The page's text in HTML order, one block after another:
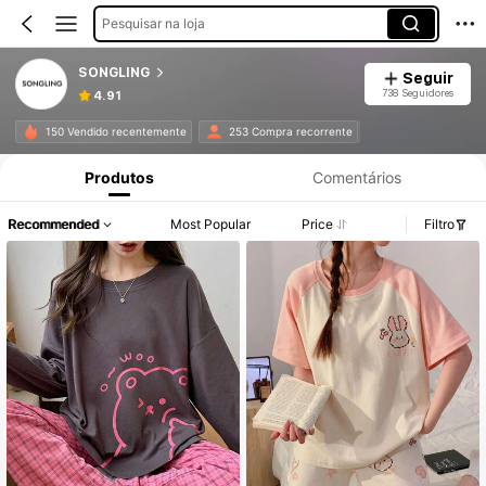
Pesquisar na loja
SONGLING
4.91
Seguir
738 Seguidores
150 Vendido recentemente 253 Compra recorrente
Produtos Comentários
Recommended Most Popular Price Filtro